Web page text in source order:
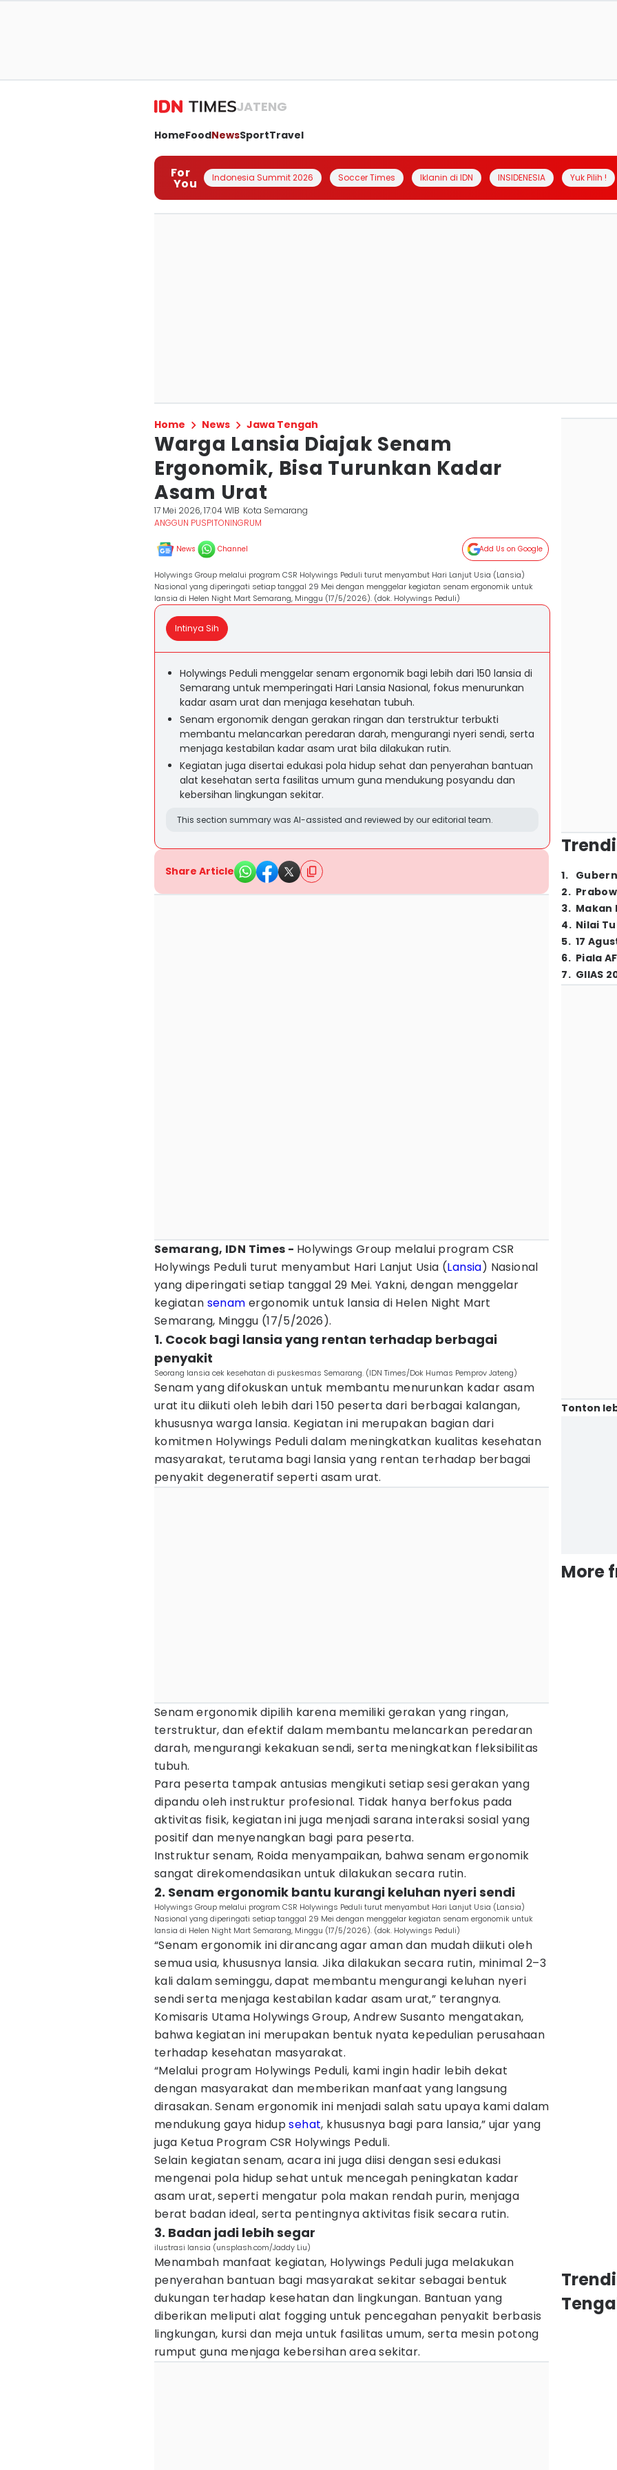
JATENG
HomeFoodNewsSportTravel
For
You Indonesia Summit 2026 Soccer Times Iklanin di IDN INSIDENESIA Yuk Pilih !
Home News Jawa Tengah
Warga Lansia Diajak Senam
Ergonomik, Bisa Turunkan Kadar
Asam Urat
17 Mei 2026, 17:04 WIB Kota Semarang
ANGGUN PUSPITONINGRUM
News Channel Add Us on Google
Holywings Group melalui program CSR Holywings Peduli turut menyambut Hari Lanjut Usia (Lansia)
Nasional yang diperingati setiap tanggal 29 Mei dengan menggelar kegiatan senam ergonomik untuk
lansia di Helen Night Mart Semarang, Minggu (17/5/2026). (dok. Holywings Peduli)
Intinya Sih
Holywings Peduli menggelar senam ergonomik bagi lebih dari 150 lansia di
Semarang untuk memperingati Hari Lansia Nasional, fokus menurunkan
kadar asam urat dan menjaga kesehatan tubuh.
Senam ergonomik dengan gerakan ringan dan terstruktur terbukti
membantu melancarkan peredaran darah, mengurangi nyeri sendi, serta
menjaga kestabilan kadar asam urat bila dilakukan rutin.
Kegiatan juga disertai edukasi pola hidup sehat dan penyerahan bantuan
alat kesehatan serta fasilitas umum guna mendukung posyandu dan
kebersihan lingkungan sekitar.
This section summary was AI-assisted and reviewed by our editorial team.
Share Article
Semarang, IDN Times - Holywings Group melalui program CSR
Holywings Peduli turut menyambut Hari Lanjut Usia (Lansia) Nasional
yang diperingati setiap tanggal 29 Mei. Yakni, dengan menggelar
kegiatan senam ergonomik untuk lansia di Helen Night Mart
Semarang, Minggu (17/5/2026).
1. Cocok bagi lansia yang rentan terhadap berbagai
penyakit
Seorang lansia cek kesehatan di puskesmas Semarang. (IDN Times/Dok Humas Pemprov Jateng)
Senam yang difokuskan untuk membantu menurunkan kadar asam
urat itu diikuti oleh lebih dari 150 peserta dari berbagai kalangan,
khususnya warga lansia. Kegiatan ini merupakan bagian dari
komitmen Holywings Peduli dalam meningkatkan kualitas kesehatan
masyarakat, terutama bagi lansia yang rentan terhadap berbagai
penyakit degeneratif seperti asam urat.
Senam ergonomik dipilih karena memiliki gerakan yang ringan,
terstruktur, dan efektif dalam membantu melancarkan peredaran
darah, mengurangi kekakuan sendi, serta meningkatkan fleksibilitas
tubuh.
Para peserta tampak antusias mengikuti setiap sesi gerakan yang
dipandu oleh instruktur profesional. Tidak hanya berfokus pada
aktivitas fisik, kegiatan ini juga menjadi sarana interaksi sosial yang
positif dan menyenangkan bagi para peserta.
Instruktur senam, Roida menyampaikan, bahwa senam ergonomik
sangat direkomendasikan untuk dilakukan secara rutin.
2. Senam ergonomik bantu kurangi keluhan nyeri sendi
Holywings Group melalui program CSR Holywings Peduli turut menyambut Hari Lanjut Usia (Lansia)
Nasional yang diperingati setiap tanggal 29 Mei dengan menggelar kegiatan senam ergonomik untuk
lansia di Helen Night Mart Semarang, Minggu (17/5/2026). (dok. Holywings Peduli)
“Senam ergonomik ini dirancang agar aman dan mudah diikuti oleh
semua usia, khususnya lansia. Jika dilakukan secara rutin, minimal 2–3
kali dalam seminggu, dapat membantu mengurangi keluhan nyeri
sendi serta menjaga kestabilan kadar asam urat,” terangnya.
Komisaris Utama Holywings Group, Andrew Susanto mengatakan,
bahwa kegiatan ini merupakan bentuk nyata kepedulian perusahaan
terhadap kesehatan masyarakat.
“Melalui program Holywings Peduli, kami ingin hadir lebih dekat
dengan masyarakat dan memberikan manfaat yang langsung
dirasakan. Senam ergonomik ini menjadi salah satu upaya kami dalam
mendukung gaya hidupsehat, khususnya bagi para lansia,” ujar yang
juga Ketua Program CSR Holywings Peduli.
Selain kegiatan senam, acara ini juga diisi dengan sesi edukasi
mengenai pola hidup sehat untuk mencegah peningkatan kadar
asam urat, seperti mengatur pola makan rendah purin, menjaga
berat badan ideal, serta pentingnya aktivitas fisik secara rutin.
3. Badan jadi lebih segar
ilustrasi lansia (unsplash.com/Jaddy Liu)
Menambah manfaat kegiatan, Holywings Peduli juga melakukan
penyerahan bantuan bagi masyarakat sekitar sebagai bentuk
dukungan terhadap kesehatan dan lingkungan. Bantuan yang
diberikan meliputi alat fogging untuk pencegahan penyakit berbasis
lingkungan, kursi dan meja untuk fasilitas umum, serta mesin potong
rumput guna menjaga kebersihan area sekitar.
1.
2.
3. Makan
4. Nilai
5. 17
6. Piala
7. GIIAS
Tonton
More